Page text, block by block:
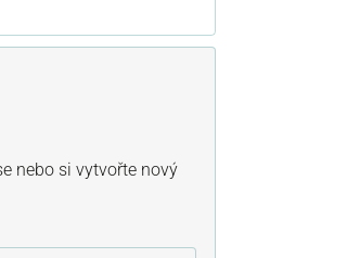
nebo si vytvořte nový